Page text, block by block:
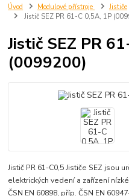
Úvod Modulové přístroje Jističe
Jistič SEZ PR 61-C 0,5A, 1P
Jistič SEZ PR
(0099200)
Jistič PR 61-C0,5 Jističe SEZ jsou
elektrických vedení a zařízení
ČSN EN 60898, příp. ČSN EN